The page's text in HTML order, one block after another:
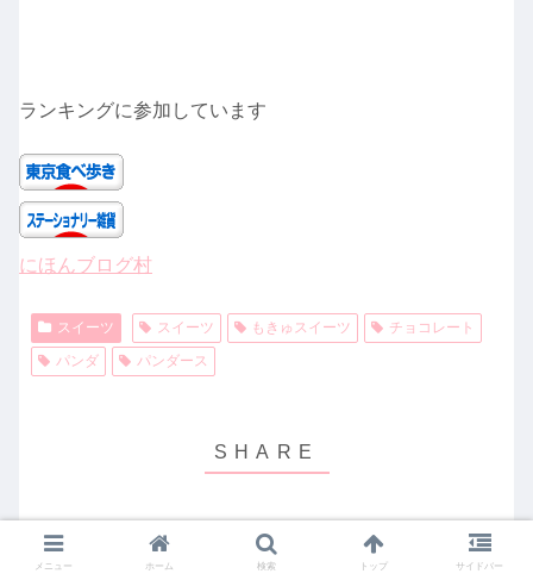
ランキングに参加しています
にほんブログ村
スイーツ スイーツ もきゅスイーツ
チョコレート
パンダ
パンダース
Facebook
0
メニュー ホーム 検索 トップ サイドバー